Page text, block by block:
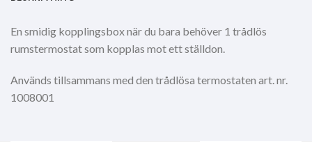
En smidig kopplingsbox när du bara behöver 1 trådlös
rumstermostat som kopplas mot ett ställdon.
Används tillsammans med den trådlösa termostaten art. nr.
1008001